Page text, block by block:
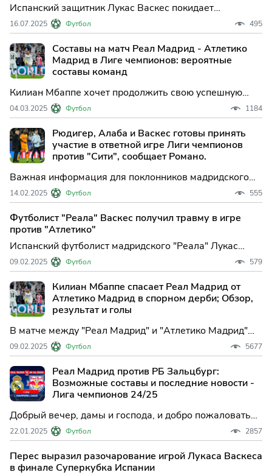
Испанский защитник Лукас Васкес покидает
мадридский "Реал", сообщается на сайте футбольного
клуба. Игрок уйдет из команды в связи с истечением
срока контракта. В четверг...
16.07.2025 Футбол 495
Составы на матч Реал Мадрид - Атлетико
Мадрид в Лиге чемпионов: вероятные
составы команд
Килиан Мбаппе хочет продолжить свою успешную
серию в Лиге Чемпионов против Атлетико Мадрид.
Нападающий Реала, который, как и его команда, не
прошел хорошо групповой этап, недавно забил
четыре гола в матчах плей-офф против Манчестер
Сити.
04.03.2025 Футбол 1184
Рюдигер, Алаба и Васкес готовы принять
участие в ответной игре Лиги чемпионов
против "Сити", сообщает Романо.
Важная информация для поклонников мадридского
«Реала»! Защитники команды, такие как Антонио
Рюдигер, Давид Алаба и Лукас Васкес, наконец-то
будут готовы к выходу на поле уже с завтрашнего дня,
18 февраля.
14.02.2025 Футбол 555
Футболист "Реала" Васкес получил травму в игре
против "Атлетико"
Испанский футболист мадридского "Реала" Лукас
Васкес получил травму подколенного сухожилия
левой ноги, сообщается на официальном сайте
"сливочных". Защитник принял участи...
09.02.2025 Футбол 579
Килиан Мбаппе спасает Реал Мадрид от
Атлетико Мадрид в спорном дерби; Обзор,
результат и голы
В матче между "Реал Мадрид" и "Атлетико Мадрид"
была сыграна важная игра, которая могла повлиять
на ход сезона 2024-25 в Ла Лиге, так как обе
команды являются лидерами турнира.
09.02.2025 Футбол 5677
Реал Мадрид против РБ Зальцбург:
Возможные составы и последние новости -
Лига чемпионов 24/25
Добрый вечер, дамы и господа, и добро пожаловать
на очередной прямой эфир MARCA на английском
языке, на этот раз мы расскажем вам о матче Лиги
Чемпионов между Реал Мадридом и РБ Зальцбургом
на стадионе Сантьяго Бернабеу.
22.01.2025 Футбол 2857
Перес выразил разочарование игрой Лукаса Васкеса
в финале Суперкубка Испании